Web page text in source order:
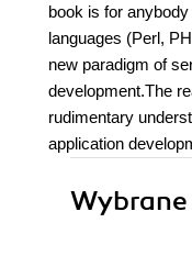
book is for
languages (Perl,
new paradigm of
development.The
rudimentary
application